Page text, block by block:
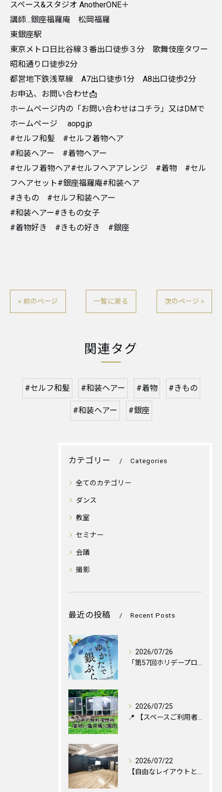
スペース&スタジオ AnotherONE＋
講師…銀座福羅庵 松岡福羅
東銀座駅
東京メトロ日比谷線３番出口徒歩３分 歌舞伎座タワー
昭和通り口徒歩2分
都営地下鉄浅草線 A7出口徒歩1分 A8出口徒歩2分
お申込、お問い合わせ📩
ホームページ内の「お問い合わせはコチラ」又はDMで
ホームページ aopg.jp
#セルフ和髪 #セルフ着物ヘア
#和装ヘアー #着物ヘアー
#セルフ着物ヘア#セルフヘアアレンジ #着物 #セル
フヘアセット#銀座福羅庵#和装ヘア
#きもの #セルフ和装ヘアー
#和装ヘアー#きもの女子
#着物好き #きもの好き #銀座
< 前のページ 一覧に戻る 次のページ >
関連タグ
#セルフ和髪 #和装ヘアー #着物 #きもの
#和装ヘアー #銀座
カテゴリー Categories
全てのカテゴリー
ダンス
教室
セミナー
会議
撮影
最近の投稿 Recent Posts
2026/07/26
2026/07/25
2026/07/22